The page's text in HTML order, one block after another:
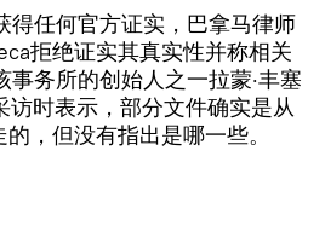
得任何官方证实，巴拿马律师
拒绝证实其真实性并称相关
务所的创始人之一拉蒙·丰塞
访时表示，部分文件确实是从
，但没有指出是哪一些。